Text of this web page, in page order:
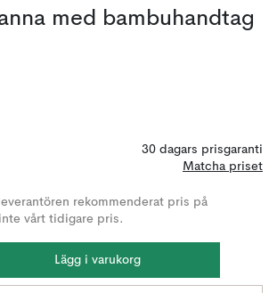
med bambuhandtag
30 dagars prisgaranti
Matcha priset
rekommenderat pris på
vårt tidigare pris.
Lägg i varukorg